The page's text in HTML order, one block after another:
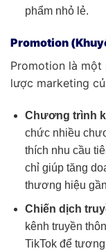
phẩm nhỏ lẻ.
Promotion
Promotion là một
lược marketing
Chương trình
chức nhiều
thích nhu cầu
chỉ giúp tăng
thương hiệu
Chiến dịch
kênh truyền
TikTok để